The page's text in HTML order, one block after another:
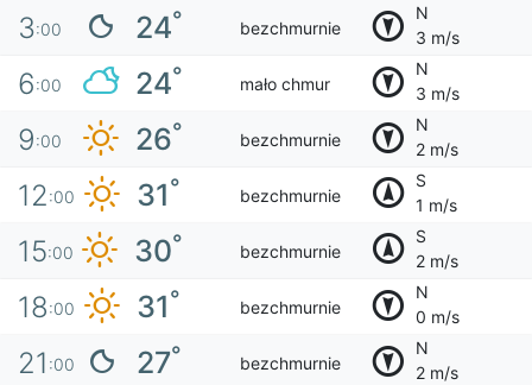
3:00 24° bezchmurnie
N
3 m/s
6:00 24° mało chmur
N
3 m/s
9:00 26° bezchmurnie
N
2 m/s
12:00 31° bezchmurnie
S
1 m/s
15:00 30° bezchmurnie
S
2 m/s
18:00 31° bezchmurnie
N
0 m/s
21 :00 27° bezchmurnie
N
2 m/s